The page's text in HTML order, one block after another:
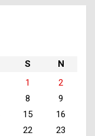
S
N
1
2
8
9
15
16
22
23